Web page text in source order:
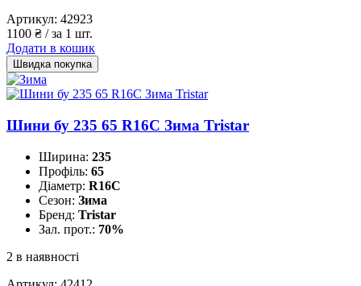
Артикул: 42923
1100 ₴ / за 1 шт.
Додати в кошик
Швидка покупка
Шини бу 235 65 R16C Зима Tristar
Ширина: 235
Профіль: 65
Діаметр: R16C
Сезон: Зима
Бренд: Tristar
Зал. прот.: 70%
2 в наявності